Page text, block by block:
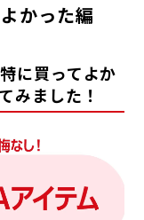
かった編
に買ってよか
みました！